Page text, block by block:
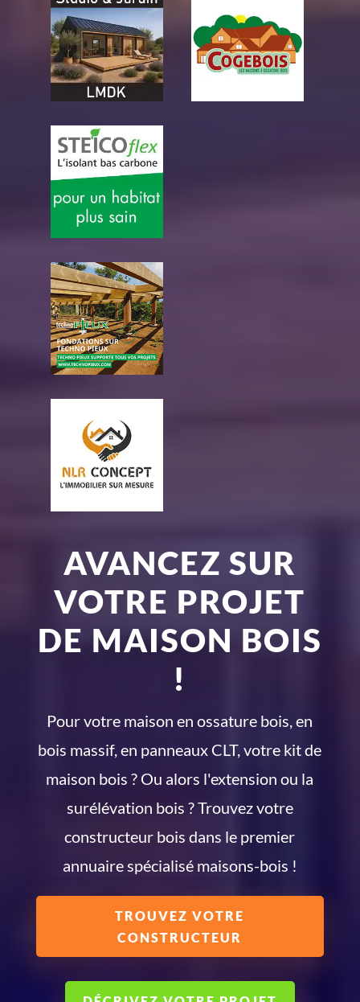
AVANCEZ SUR
VOTRE PROJET
DE MAISON BOIS
!
Pour votre maison en ossature bois, en
bois massif, en panneaux CLT, votre kit de
maison bois ? Ou alors l'extension ou la
surélévation bois ? Trouvez votre
constructeur bois dans le premier
annuaire spécialisé maisons-bois !
TROUVEZ VOTRE
CONSTRUCTEUR